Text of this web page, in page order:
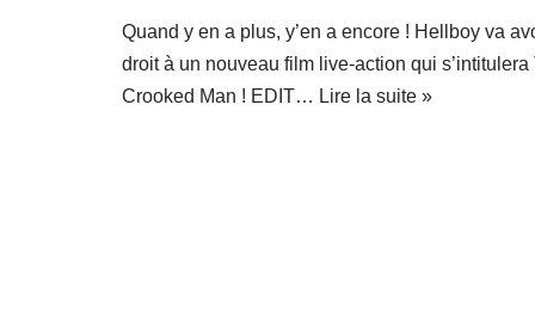
Quand y en a plus, y’en a encore ! Hellboy va
droit à un nouveau film live-action qui s’intitulera
Crooked Man ! EDIT… Lire la suite »